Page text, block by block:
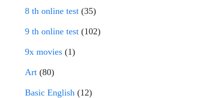
8 th online test (35)
9 th online test (102)
9x movies (1)
Art (80)
Basic English (12)